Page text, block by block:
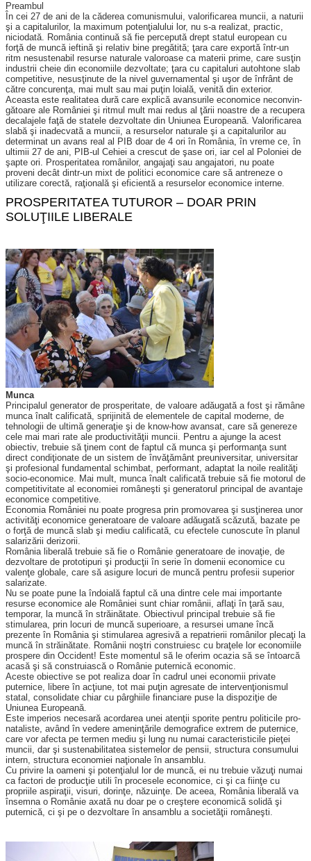
Preambul
În cei 27 de ani de la căderea comunismului, valorificarea muncii, a naturii
şi a capitalurilor, la ma­ximum potenţialului lor, nu s-a realizat, practic,
niciodată. România continuă să fie percepută drept statul european cu
forţă de muncă ieftină şi relativ bine pregătită; ţara care exportă într-un
ritm nesustenabil resurse naturale valoroase ca materii prime, care susţin
industrii cheie din economiile dezvoltate; ţara cu ca­pitaluri autohtone slab
competitive, nesusţinute de la nivel guver­namental şi uşor de înfrânt de
către concurenţa, mai mult sau mai puţin loială, venită din exterior.
Aceasta este realitatea dură care explică avansurile economice necon­vin­
gătoare ale României şi ritmul mult mai redus al ţării noastre de a recupera
decalajele faţă de statele dezvoltate din Uniunea Europeană. Valorificarea
slabă şi inadecvată a muncii, a resurselor naturale şi a capitalurilor au
determinat un avans real al PIB doar de 4 ori în România, în vreme ce, în
ultimii 27 de ani, PIB-ul Cehiei a crescut de şase ori, iar cel al Poloniei de
şapte ori. Prosperitatea românilor, angajaţi sau angajatori, nu poate
proveni decât dintr-un mixt de politici economice care să antreneze o
utilizare corectă, raţională şi efi­cientă a resurselor economice in­terne.
PROSPERITATEA TUTUROR – DOAR PRIN
SOLUŢIILE LIBERALE
Munca
Principalul generator de pros­peritate, de valoare adăugată a fost şi rămâne
munca înalt calificată, sprijinită de elementele de capital moderne, de
tehnologii de ultimă generaţie şi de know-how avansat, care să genereze
cele mai mari rate ale productivităţii muncii. Pentru a ajunge la acest
obiectiv, trebuie să ţinem cont de faptul că munca şi performanţa sunt
direct condiţionate de un sistem de învăţământ pre­universitar, universitar
şi profesional fundamental schimbat, performant, adaptat la noile realităţi
socio-eco­nomice. Mai mult, munca înalt calificată trebuie să fie motorul de
competitivitate al economiei ro­mâneşti şi generatorul principal de avantaje
economice competitive.
Economia României nu poate progresa prin promovarea şi sus­ţinerea unor
activităţi economice generatoare de valoare adăugată scă­zută, bazate pe
o forţă de muncă slab şi mediu calificată, cu efectele cu­noscute în planul
salarizării derizorii.
România liberală trebuie să fie o Românie generatoare de inovaţie, de
dezvoltare de prototipuri şi producţii în serie în domenii economice cu
valenţe globale, care să asigure locuri de muncă pentru profesii superior
salarizate.
Nu se poate pune la îndoială faptul că una dintre cele mai importante
resurse economice ale României sunt chiar românii, aflaţi în ţară sau,
temporar, la muncă în străinătate. Obiectivul principal trebuie să fie
stimularea, prin locuri de muncă superioare, a resursei umane încă
prezente în România şi stimularea agresivă a repatrierii românilor ple­caţi la
muncă în străinătate. Românii noştri construiesc cu braţele lor eco­nomiile
prospere din Occident! Este momentul să le oferim ocazia să se întoarcă
acasă şi să construiască o Românie puternică economic.
Aceste obiective se pot realiza doar în cadrul unei economii private
puternice, libere în acţiune, tot mai puţin agresate de intervenţionismul
statal, consolidate chiar cu pârghiile financiare puse la dispoziţie de
Uniunea Europeană.
Este imperios necesară acordarea unei atenţii sporite pentru politicile pro-
nataliste, având în vedere ame­ninţările demografice extrem de puternice,
care vor afecta pe termen mediu şi lung nu numai carac­te­risticile pieţei
muncii, dar şi sus­tenabilitatea sistemelor de pensii, structura consumului
intern, struc­tura economiei naţionale în an­samblu.
Cu privire la oameni şi potenţialul lor de muncă, ei nu trebuie văzuţi numai
ca factori de producţie utili în procesele economice, ci şi ca fiinţe cu
propriile aspiraţii, visuri, dorinţe, năzuinţe. De aceea, România liberală va
însemna o Românie axată nu doar pe o creştere economică solidă şi
puternică, ci şi pe o dezvoltare în ansamblu a societăţii româneşti.